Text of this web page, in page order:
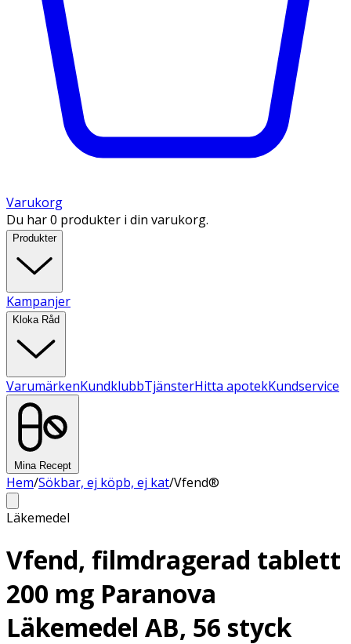
Varukorg
Du har 0 produkter i din varukorg.
Produkter
Kampanjer
Kloka Råd
VarumärkenKundklubbTjänsterHitta apotekKundservice
Mina Recept
Hem/Sökbar, ej köpb, ej kat/Vfend®
Läkemedel
Vfend, filmdragerad tablett
200 mg Paranova
Läkemedel AB, 56 styck